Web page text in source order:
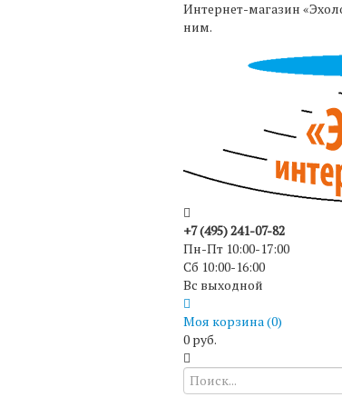
Интернет-магазин
ним.
+7 (495) 241-07-82
Пн-Пт 10:00-17:00
Сб 10:00-16:00
Вс выходной
Моя корзина (0)
0 руб.